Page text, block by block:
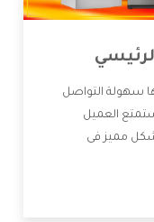
سهولة التواصل
العميل
مميز فى
الشركة بها